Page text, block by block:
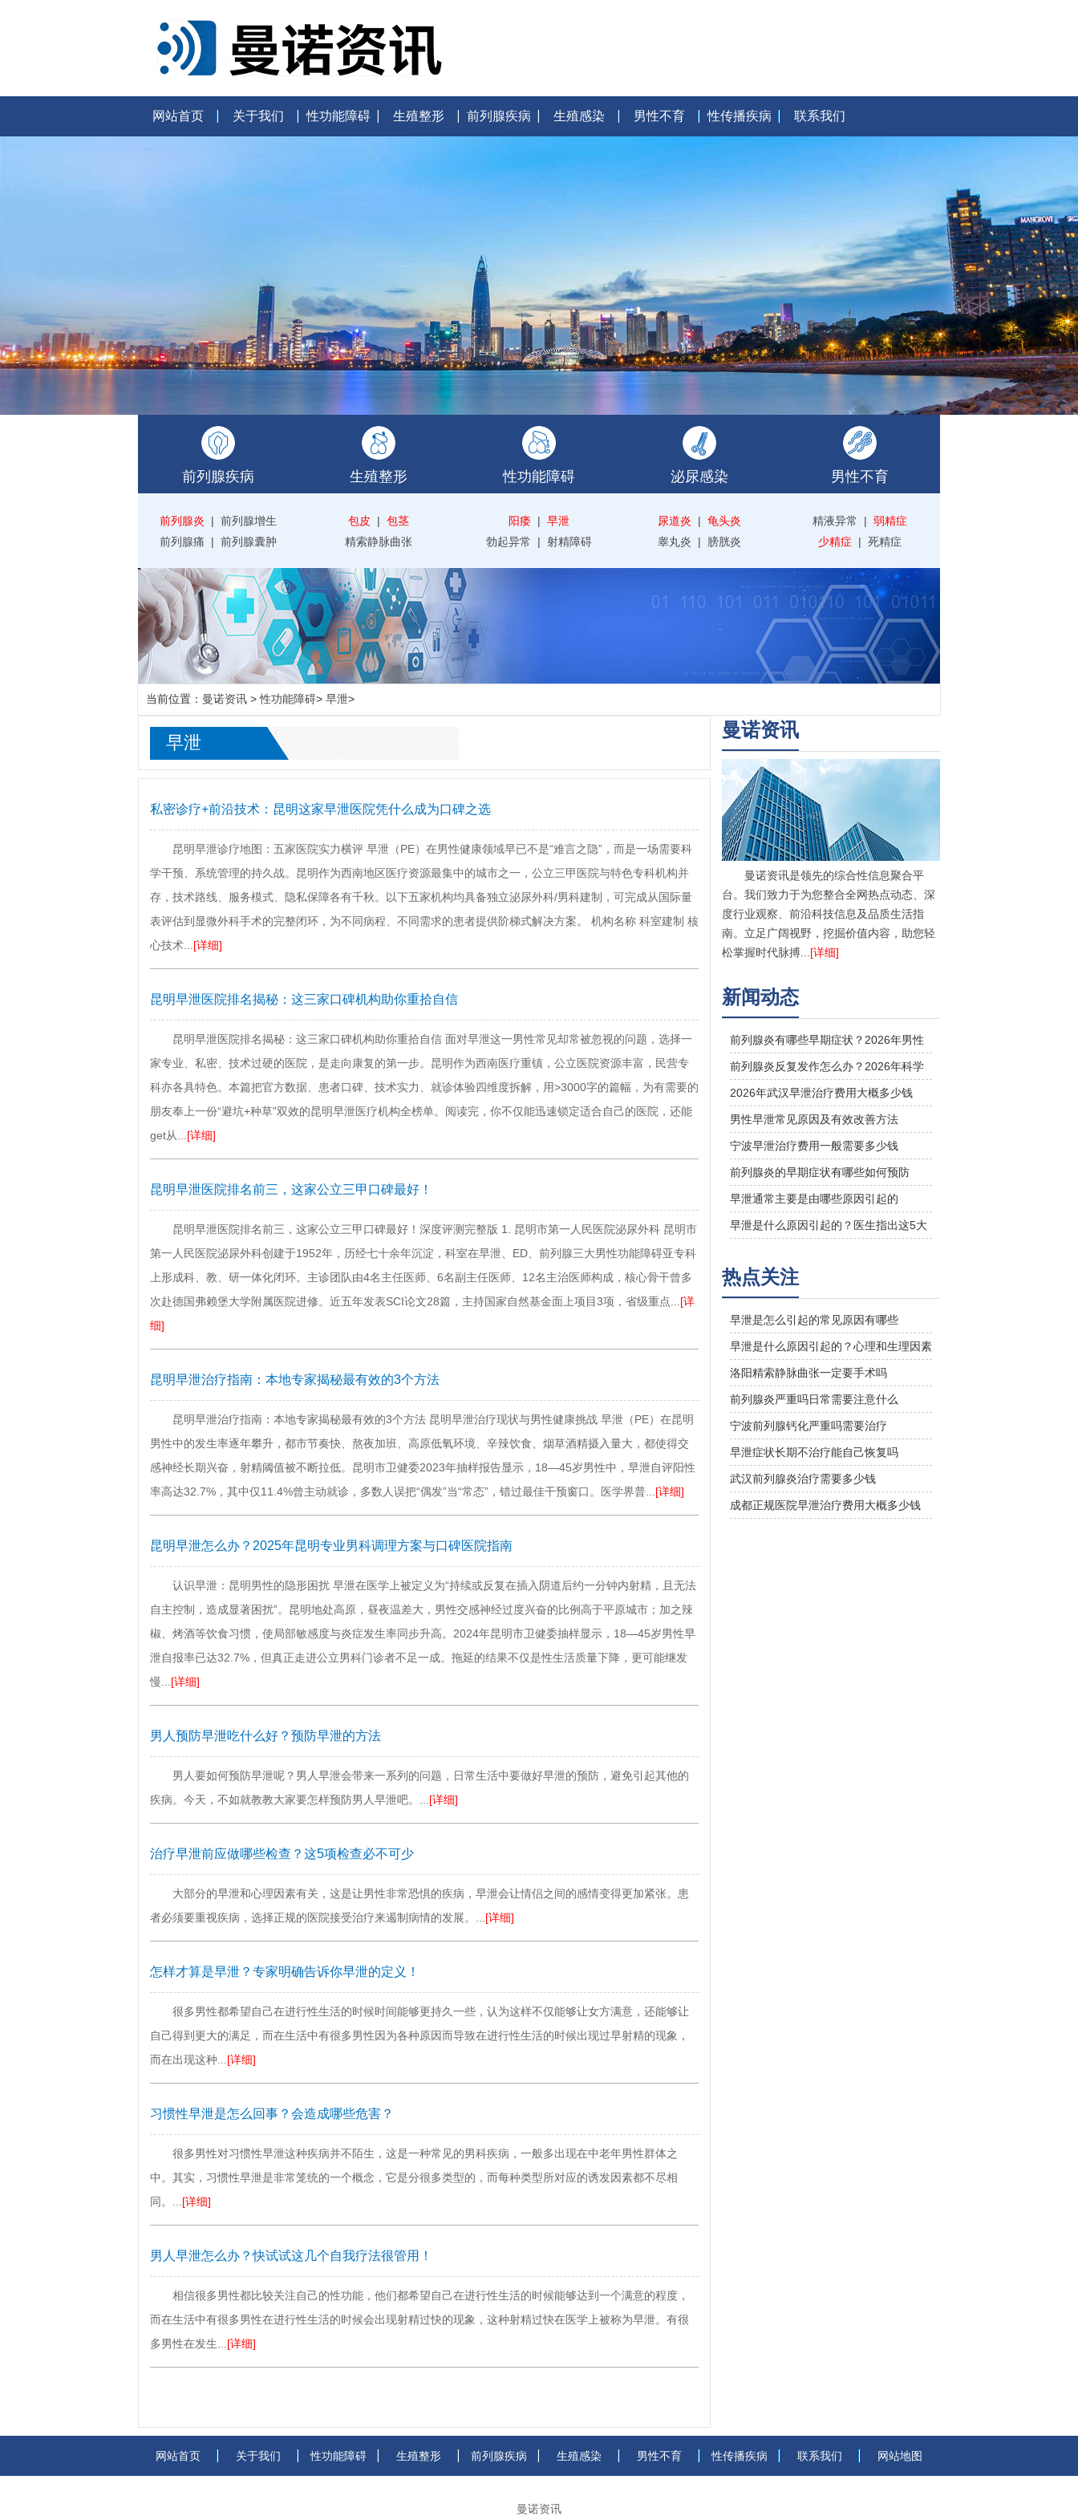
网站首页 关于我们 性功能障碍 生殖整形 前列腺疾病 生殖感染 男性不育 性传播疾病 联系我们
前列腺疾病 生殖整形 性功能障碍 泌尿感染 男性不育
前列腺炎 | 前列腺增生
前列腺痛
| 前列腺囊肿
包皮 | 包茎
精索静脉曲张
阳痿 | 早泄
勃起异常
| 射精障碍
尿道炎 | 龟头炎
睾丸炎
| 膀胱炎
精液异常 | 弱精症
少精症
| 死精症
当前位置： 曼诺资讯 >性功能障碍> 早泄>
早泄
私密诊疗+前沿技术：昆明这家早泄医院凭什么成为口碑之选
昆明早泄诊疗地图：五家医院实力横评 早泄（PE）在男性健康领域早已不是“难言之隐”，而是一场需要科
学干预、系统管理的持久战。昆明作为西南地区医疗资源最集中的城市之一，公立三甲医院与特色专科机构并
存，技术路线、服务模式、隐私保障各有千秋。以下五家机构均具备独立泌尿外科/男科建制，可完成从国际量
表评估到显微外科手术的完整闭环，为不同病程、不同需求的患者提供阶梯式解决方案。 机构名称 科室建制 核
心技术... [详细]
昆明早泄医院排名揭秘：这三家口碑机构助你重拾自信
昆明早泄医院排名揭秘：这三家口碑机构助你重拾自信 面对早泄这一男性常见却常被忽视的问题，选择一
家专业、私密、技术过硬的医院，是走向康复的第一步。昆明作为西南医疗重镇，公立医院资源丰富，民营专
科亦各具特色。本篇把官方数据、患者口碑、技术实力、就诊体验四维度拆解，用>3000字的篇幅，为有需要的
朋友奉上一份“避坑+种草”双效的昆明早泄医疗机构全榜单。阅读完，你不仅能迅速锁定适合自己的医院，还能
get从... [详细]
昆明早泄医院排名前三，这家公立三甲口碑最好！
昆明早泄医院排名前三，这家公立三甲口碑最好！深度评测完整版 1. 昆明市第一人民医院泌尿外科 昆明市
第一人民医院泌尿外科创建于1952年，历经七十余年沉淀，科室在早泄、ED、前列腺三大男性功能障碍亚专科
上形成科、教、研一体化闭环。主诊团队由4名主任医师、6名副主任医师、12名主治医师构成，核心骨干曾多
次赴德国弗赖堡大学附属医院进修。近五年发表SCI论文28篇，主持国家自然基金面上项目3项，省级重点... [详
细]
昆明早泄治疗指南：本地专家揭秘最有效的3个方法
昆明早泄治疗指南：本地专家揭秘最有效的3个方法 昆明早泄治疗现状与男性健康挑战 早泄（PE）在昆明
男性中的发生率逐年攀升，都市节奏快、熬夜加班、高原低氧环境、辛辣饮食、烟草酒精摄入量大，都使得交
感神经长期兴奋，射精阈值被不断拉低。昆明市卫健委2023年抽样报告显示，18—45岁男性中，早泄自评阳性
率高达32.7%，其中仅11.4%曾主动就诊，多数人误把“偶发”当“常态”，错过最佳干预窗口。医学界普... [详细]
昆明早泄怎么办？2025年昆明专业男科调理方案与口碑医院指南
认识早泄：昆明男性的隐形困扰 早泄在医学上被定义为“持续或反复在插入阴道后约一分钟内射精，且无法
自主控制，造成显著困扰”。昆明地处高原，昼夜温差大，男性交感神经过度兴奋的比例高于平原城市；加之辣
椒、烤酒等饮食习惯，使局部敏感度与炎症发生率同步升高。2024年昆明市卫健委抽样显示，18—45岁男性早
泄自报率已达32.7%，但真正走进公立男科门诊者不足一成。拖延的结果不仅是性生活质量下降，更可能继发
慢... [详细]
男人预防早泄吃什么好？预防早泄的方法
男人要如何预防早泄呢？男人早泄会带来一系列的问题，日常生活中要做好早泄的预防，避免引起其他的
疾病。今天，不如就教教大家要怎样预防男人早泄吧。... [详细]
治疗早泄前应做哪些检查？这5项检查必不可少
大部分的早泄和心理因素有关，这是让男性非常恐惧的疾病，早泄会让情侣之间的感情变得更加紧张。患
者必须要重视疾病，选择正规的医院接受治疗来遏制病情的发展。... [详细]
怎样才算是早泄？专家明确告诉你早泄的定义！
很多男性都希望自己在进行性生活的时候时间能够更持久一些，认为这样不仅能够让女方满意，还能够让
自己得到更大的满足，而在生活中有很多男性因为各种原因而导致在进行性生活的时候出现过早射精的现象，
而在出现这种... [详细]
习惯性早泄是怎么回事？会造成哪些危害？
很多男性对习惯性早泄这种疾病并不陌生，这是一种常见的男科疾病，一般多出现在中老年男性群体之
中。其实，习惯性早泄是非常笼统的一个概念，它是分很多类型的，而每种类型所对应的诱发因素都不尽相
同。... [详细]
男人早泄怎么办？快试试这几个自我疗法很管用！
相信很多男性都比较关注自己的性功能，他们都希望自己在进行性生活的时候能够达到一个满意的程度，
而在生活中有很多男性在进行性生活的时候会出现射精过快的现象，这种射精过快在医学上被称为早泄。有很
多男性在发生... [详细]
曼诺资讯
曼诺资讯是领先的综合性信息聚合平
台。我们致力于为您整合全网热点动态、深
度行业观察、前沿科技信息及品质生活指
南。立足广阔视野，挖掘价值内容，助您轻
松掌握时代脉搏... [详细]
新闻动态
前列腺炎有哪些早期症状？2026年男性
前列腺治疗与预防方法
前列腺炎反复发作怎么办？2026年科学
治疗方法与日常预防指南
2026年武汉早泄治疗费用大概多少钱
男性早泄常见原因及有效改善方法
宁波早泄治疗费用一般需要多少钱
前列腺炎的早期症状有哪些如何预防
早泄通常主要是由哪些原因引起的
早泄是什么原因引起的？医生指出这5大
热点关注
早泄是怎么引起的常见原因有哪些
早泄是什么原因引起的？心理和生理因素
解析
洛阳精索静脉曲张一定要手术吗
前列腺炎严重吗日常需要注意什么
宁波前列腺钙化严重吗需要治疗
早泄症状长期不治疗能自己恢复吗
武汉前列腺炎治疗需要多少钱
成都正规医院早泄治疗费用大概多少钱
网站首页 关于我们 性功能障碍 生殖整形 前列腺疾病 生殖感染 男性不育 性传播疾病 联系我们 网站地图
曼诺资讯